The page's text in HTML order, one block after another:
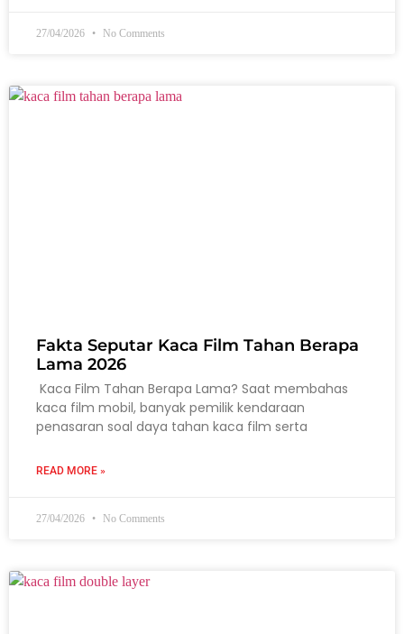
27/04/2026 No Comments
Fakta Seputar Kaca Film Tahan Berapa
Lama 2026
Kaca Film Tahan Berapa Lama? Saat membahas
kaca film mobil, banyak pemilik kendaraan
penasaran soal daya tahan kaca film serta
READ MORE »
27/04/2026 No Comments